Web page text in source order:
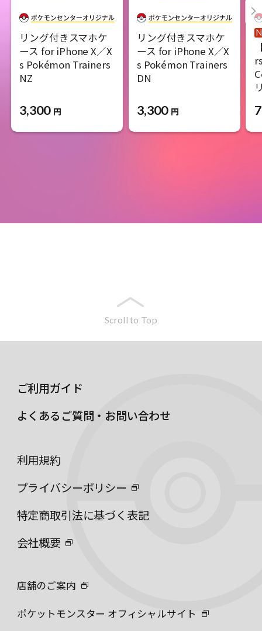
リング付きスマホケ
ース for iPhone X／X
s Pokémon Trainers
NZ
3,300 円
リング付きスマホケ
ース for iPhone X／X
s Pokémon Trainers
DN
3,300 円
Scroll to Top
ご利用ガイド
よくあるご質問・お問い合わせ
利用規約
プライバシーポリシー
特定商取引法に基づく表記
会社概要
店舗のご案内
ポケットモンスター オフィシャルサイト